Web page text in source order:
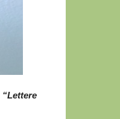
“Lettere